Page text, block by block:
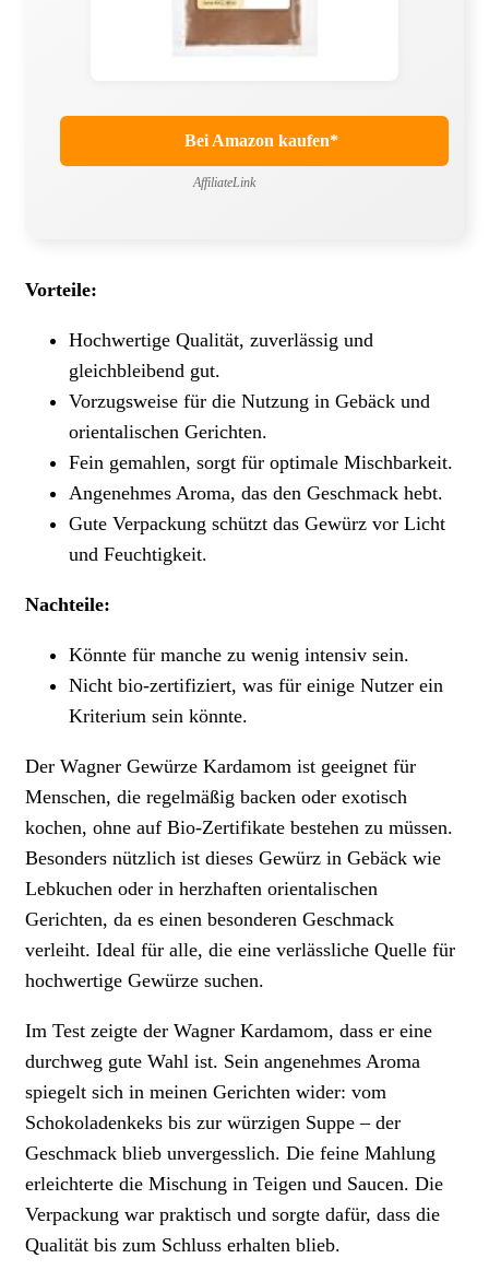
Bei Amazon kaufen*
AffiliateLink
Vorteile:
Hochwertige Qualität, zuverlässig und
gleichbleibend gut.
Vorzugsweise für die Nutzung in Gebäck und
orientalischen Gerichten.
Fein gemahlen, sorgt für optimale Mischbarkeit.
Angenehmes Aroma, das den Geschmack hebt.
Gute Verpackung schützt das Gewürz vor Licht
und Feuchtigkeit.
Nachteile:
Könnte für manche zu wenig intensiv sein.
Nicht bio-zertifiziert, was für einige Nutzer ein
Kriterium sein könnte.
Der Wagner Gewürze Kardamom ist geeignet für
Menschen, die regelmäßig backen oder exotisch
kochen, ohne auf Bio-Zertifikate bestehen zu müssen.
Besonders nützlich ist dieses Gewürz in Gebäck wie
Lebkuchen oder in herzhaften orientalischen
Gerichten, da es einen besonderen Geschmack
verleiht. Ideal für alle, die eine verlässliche Quelle für
hochwertige Gewürze suchen.
Im Test zeigte der Wagner Kardamom, dass er eine
durchweg gute Wahl ist. Sein angenehmes Aroma
spiegelt sich in meinen Gerichten wider: vom
Schokoladenkeks bis zur würzigen Suppe – der
Geschmack blieb unvergesslich. Die feine Mahlung
erleichterte die Mischung in Teigen und Saucen. Die
Verpackung war praktisch und sorgte dafür, dass die
Qualität bis zum Schluss erhalten blieb.